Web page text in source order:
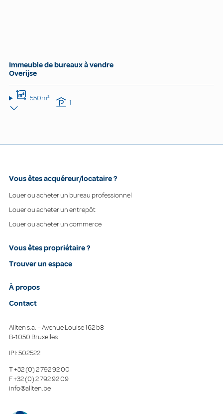
Immeuble de bureaux à vendre
Overijse
550m² 1
Vous êtes acquéreur/locataire ?
Louer ou acheter un bureau professionnel
Louer ou acheter un entrepôt
Louer ou acheter un commerce
Vous êtes propriétaire ?
Trouver un espace
À propos
Contact
Allten s.a. – Avenue Louise 162 b8
B-1050 Bruxelles
IPI: 502522
T+32 (0) 2 792 92 00
F+32 (0) 2 792 92 09
info@allten.be